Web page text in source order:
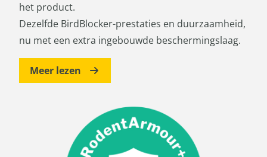
het product.
Dezelfde BirdBlocker-prestaties en duurzaamheid,
nu met een extra ingebouwde beschermingslaag.
Meer lezen